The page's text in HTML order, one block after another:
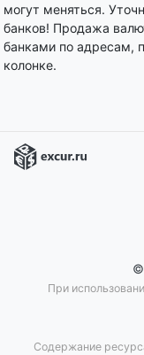
могут меняться.
банков! Продажа
банками по адресам,
колонке.
©
При
Содержание